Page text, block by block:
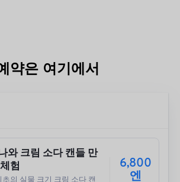
약은 여기에서
와 크림 소다 캔들 만
험
초의 실물 크기 크림 소다 캔
6,800
엔